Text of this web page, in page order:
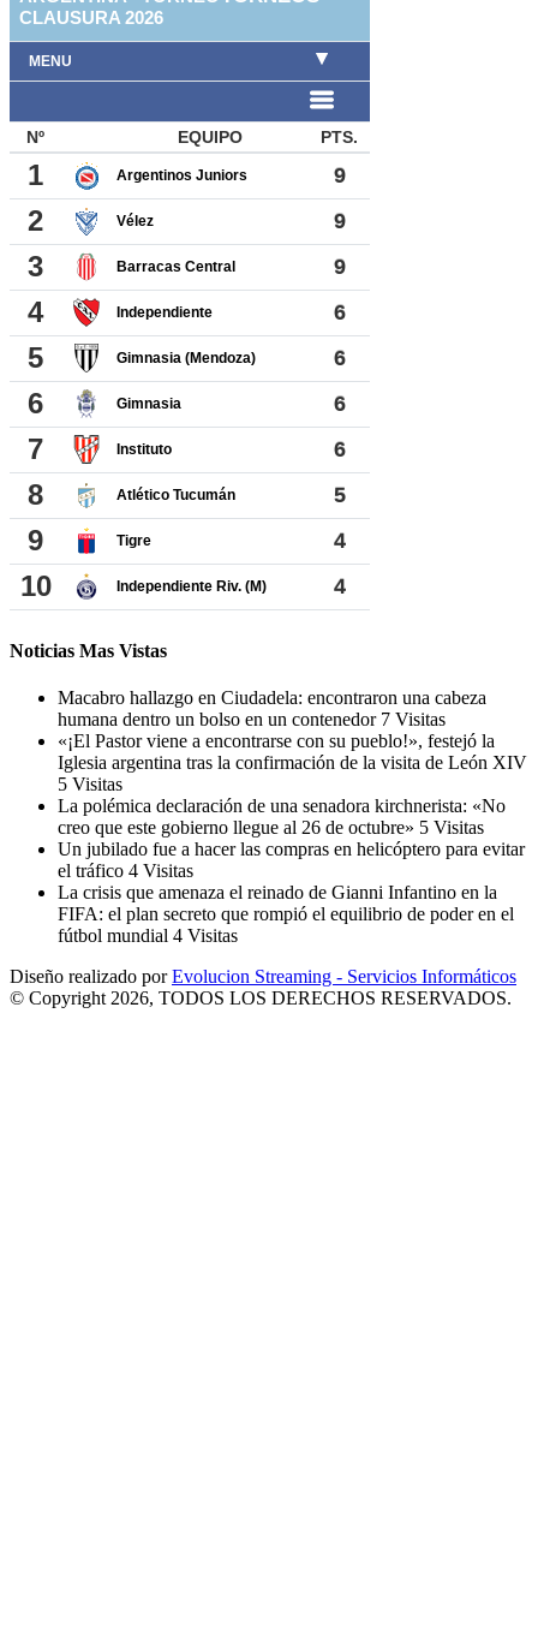
Noticias Mas Vistas
Macabro hallazgo en Ciudadela: encontraron una cabeza
humana dentro un bolso en un contenedor 7 Visitas
«¡El Pastor viene a encontrarse con su pueblo!», festejó la
Iglesia argentina tras la confirmación de la visita de León XIV
5 Visitas
La polémica declaración de una senadora kirchnerista: «No
creo que este gobierno llegue al 26 de octubre» 5 Visitas
Un jubilado fue a hacer las compras en helicóptero para evitar
el tráfico 4 Visitas
La crisis que amenaza el reinado de Gianni Infantino en la
FIFA: el plan secreto que rompió el equilibrio de poder en el
fútbol mundial 4 Visitas
Diseño realizado porEvolucion Streaming - Servicios Informáticos
© Copyright 2026, TODOS LOS DERECHOS RESERVADOS.